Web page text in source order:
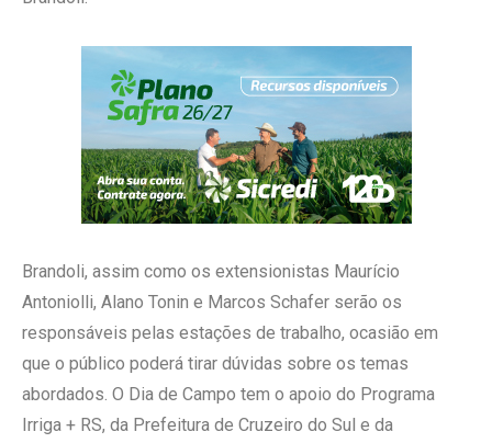
Brandoli, assim como os extensionistas Maurício
Antoniolli, Alano Tonin e Marcos Schafer serão os
responsáveis pelas estações de trabalho, ocasião em
que o público poderá tirar dúvidas sobre os temas
abordados. O Dia de Campo tem o apoio do Programa
Irriga + RS, da Prefeitura de Cruzeiro do Sul e da